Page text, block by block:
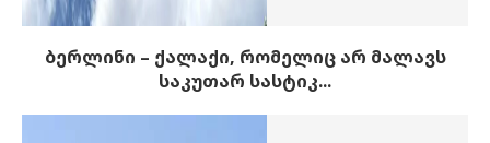
ბერლინი – ქალაქი, რომელიც არ მალავს
საკუთარ სასტიკ...